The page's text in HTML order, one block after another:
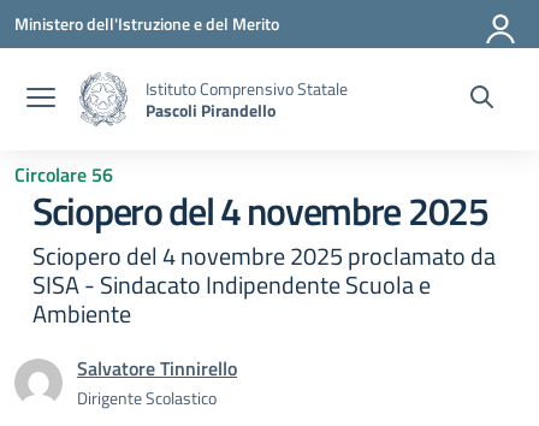
Vai ai contenuti
Vai al menu di navigazione
Vai al footer
Ministero dell'Istruzione e del Merito
Istituto Comprensivo Statale
Pascoli Pirandello
Circolare 56
Sciopero del 4 novembre 2025
Sciopero del 4 novembre 2025 proclamato da
SISA - Sindacato Indipendente Scuola e
Ambiente
Salvatore Tinnirello
Dirigente Scolastico